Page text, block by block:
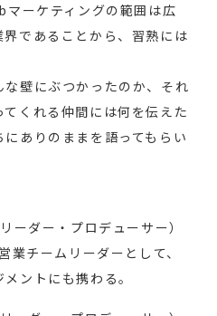
マーケティングの範囲は広
であることから、習熟には
壁にぶつかったのか、それ
くれる仲間には何を伝えた
ありのままを語ってもらい
ーダー・プロデューサー）
チームリーダーとして、
ントにも携わる。